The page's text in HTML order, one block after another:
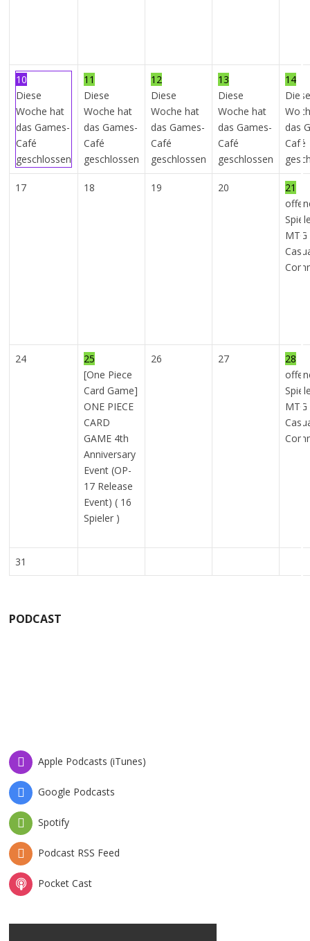
10
Diese
Woche hat
das Games-
Café
geschlossen
11
Diese
Woche hat
das Games-
Café
geschlossen
12
Diese
Woche hat
das Games-
Café
geschlossen
13
Diese
Woche hat
das Games-
Café
geschlossen
14
das
Café
17 18 19 20
21
MTG
24
25
[One Piece
Card Game]
ONE PIECE
CARD
GAME 4th
Anniversary
Event (OP-
17 Release
Event) ( 16
Spieler )
26 27
28
MTG
31
PODCAST
Apple Podcasts (iTunes)
Google Podcasts
Spotify
Podcast RSS Feed
Pocket Cast